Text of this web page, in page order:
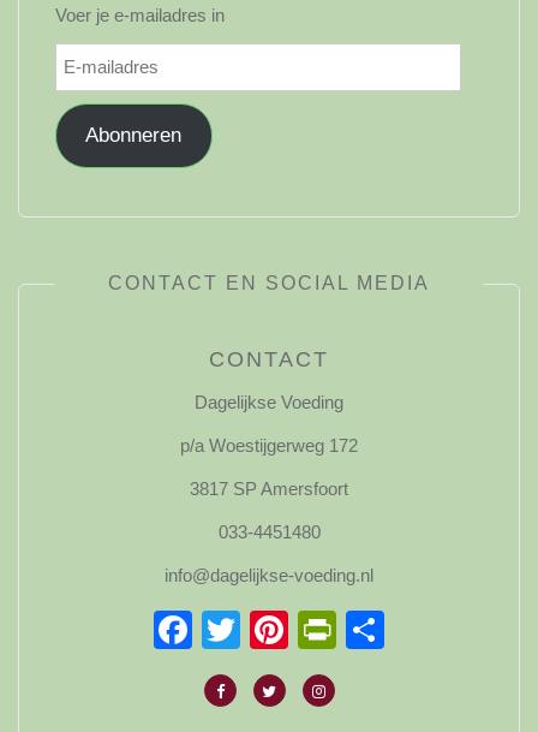
Voer je e-mailadres in
E-
mailadres
Abonneren
CONTACT EN SOCIAL MEDIA
CONTACT
Dagelijkse Voeding
p/a Woestijgerweg 172
3817 SP Amersfoort
033-4451480
info@dagelijkse-voeding.nl
Facebook
TwitterPinterest